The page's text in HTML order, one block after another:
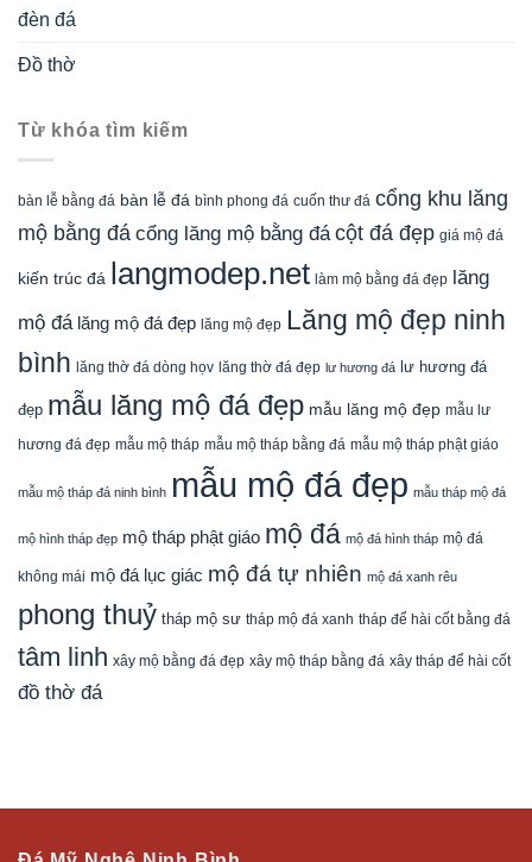
đèn đá
Đồ thờ
Từ khóa tìm kiếm
bàn lễ bằng đá bàn lễ đá bình phong đá cuốn thư đá cổng khu lăng
mộ bằng đá cổng lăng mộ bằng đá cột đá đẹp giá mộ đá
kiến trúc đá langmodep.net làm mộ bằng đá đẹp lăng
mộ đá lăng mộ đá đẹp lăng mộ đẹp Lăng mộ đẹp ninh
bình lăng thờ đá dòng họv lăng thờ đá đẹp lư hương đá lư hương đá
đẹp mẫu lăng mộ đá đẹp mẫu lăng mộ đẹp mẫu lư
hương đá đẹp mẫu mộ tháp mẫu mộ tháp bằng đá mẫu mộ tháp phật giáo
mẫu mộ tháp đá ninh bình mẫu mộ đá đẹp mẫu tháp mộ đá
mộ hình tháp đẹp mộ tháp phật giáo mộ đá mộ đá hình tháp mộ đá
không mái mộ đá lục giác mộ đá tự nhiên mộ đá xanh rêu
phong thuỷ tháp mộ sư tháp mộ đá xanh tháp để hài cốt bằng đá
tâm linh xây mộ bằng đá đẹp xây mộ tháp bằng đá xây tháp để hài cốt
đồ thờ đá